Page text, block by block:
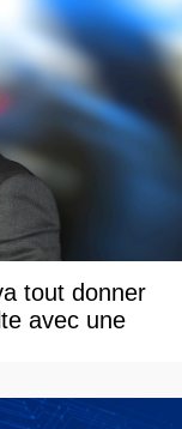
tout donner
avec une